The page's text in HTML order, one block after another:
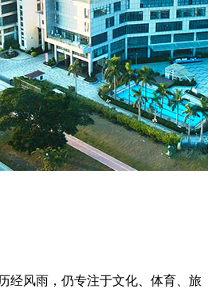
经风雨，仍专注于文化、体育、旅